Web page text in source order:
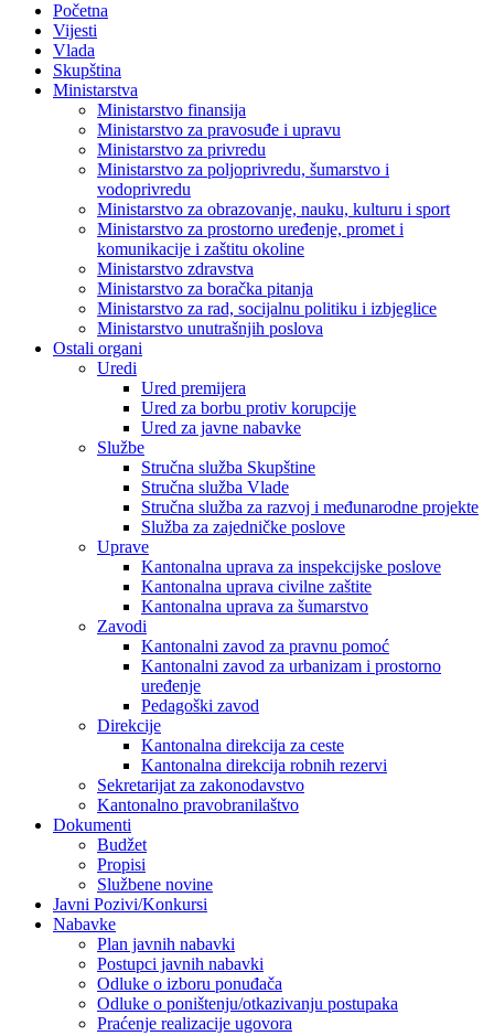
Početna
Vijesti
Vlada
Skupština
Ministarstva
Ministarstvo finansija
Ministarstvo za pravosuđe i upravu
Ministarstvo za privredu
Ministarstvo za poljoprivredu, šumarstvo i
vodoprivredu
Ministarstvo za obrazovanje, nauku, kulturu i sport
Ministarstvo za prostorno uređenje, promet i
komunikacije i zaštitu okoline
Ministarstvo zdravstva
Ministarstvo za boračka pitanja
Ministarstvo za rad, socijalnu politiku i izbjeglice
Ministarstvo unutrašnjih poslova
Ostali organi
Uredi
Ured premijera
Ured za borbu protiv korupcije
Ured za javne nabavke
Službe
Stručna služba Skupštine
Stručna služba Vlade
Stručna služba za razvoj i međunarodne projekte
Služba za zajedničke poslove
Uprave
Kantonalna uprava za inspekcijske poslove
Kantonalna uprava civilne zaštite
Kantonalna uprava za šumarstvo
Zavodi
Kantonalni zavod za pravnu pomoć
Kantonalni zavod za urbanizam i prostorno
uređenje
Pedagoški zavod
Direkcije
Kantonalna direkcija za ceste
Kantonalna direkcija robnih rezervi
Sekretarijat za zakonodavstvo
Kantonalno pravobranilaštvo
Dokumenti
Budžet
Propisi
Službene novine
Javni Pozivi/Konkursi
Nabavke
Plan javnih nabavki
Postupci javnih nabavki
Odluke o izboru ponuđača
Odluke o poništenju/otkazivanju postupaka
Praćenje realizacije ugovora